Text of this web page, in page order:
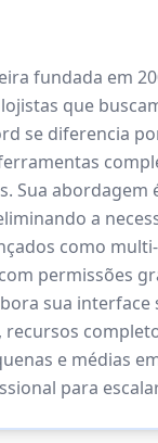
fundada em
que
se diferencia
Sua abordagem
a
como
permissões
sua
e médias
para